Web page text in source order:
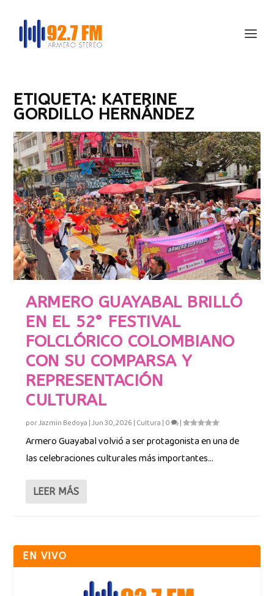
ETIQUETA: KATERINE
GORDILLO HERNÁNDEZ
ARMERO GUAYABAL BRILLÓ
EN EL 52° FESTIVAL
FOLCLÓRICO COLOMBIANO
CON SU COMPARSA Y
REPRESENTACIÓN
CULTURAL
porJazmin Bedoya | Jun 30, 2026 | Cultura | 0 |
Armero Guayabal volvió a ser protagonista en una de
las celebraciones culturales más importantes...
LEER MÁS
EN VIVO